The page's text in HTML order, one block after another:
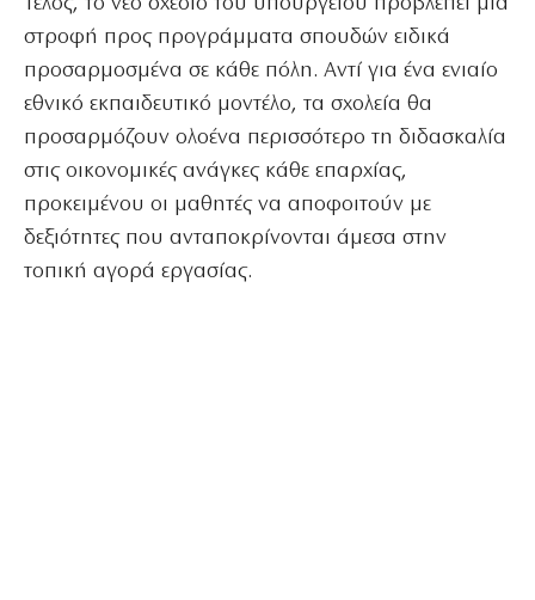
στροφή προς προγράμματα σπουδών ειδικά
προσαρμοσμένα σε κάθε πόλη. Αντί για ένα ενιαίο
εθνικό εκπαιδευτικό μοντέλο, τα σχολεία θα
προσαρμόζουν ολοένα περισσότερο τη διδασκαλία
στις οικονομικές ανάγκες κάθε επαρχίας,
προκειμένου οι μαθητές να αποφοιτούν με
δεξιότητες που ανταποκρίνονται άμεσα στην
τοπική αγορά εργασίας.